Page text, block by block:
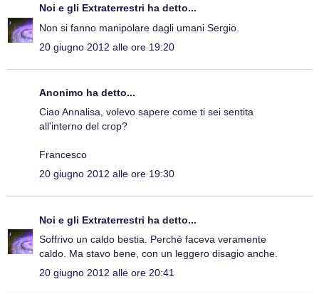
Noi e gli Extraterrestri ha detto...
Non si fanno manipolare dagli umani Sergio.
20 giugno 2012 alle ore 19:20
Anonimo ha detto...
Ciao Annalisa, volevo sapere come ti sei sentita
all'interno del crop?
Francesco
20 giugno 2012 alle ore 19:30
Noi e gli Extraterrestri ha detto...
Soffrivo un caldo bestia. Perchè faceva veramente
caldo. Ma stavo bene, con un leggero disagio anche.
20 giugno 2012 alle ore 20:41